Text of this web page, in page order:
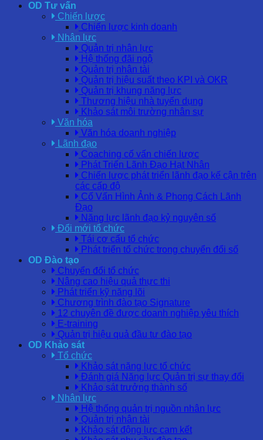
OD Tư vấn
Chiến lược
Chiến lược kinh doanh
Nhân lực
Quản trị nhân lực
Hệ thống đãi ngộ
Quản trị nhân tài
Quản trị hiệu suất theo KPI và OKR
Quản trị khung năng lực
Thương hiệu nhà tuyển dụng
Khảo sát môi trường nhân sự
Văn hóa
Văn hóa doanh nghiệp
Lãnh đạo
Coaching cố vấn chiến lược
Phát Triển Lãnh Đạo Hạt Nhân
Chiến lược phát triển lãnh đạo kế cận trên
các cấp độ
Cố Vấn Hình Ảnh & Phong Cách Lãnh
Đạo
Năng lực lãnh đạo kỷ nguyên số
Đổi mới tổ chức
Tái cơ cấu tổ chức
Phát triển tổ chức trong chuyển đổi số
OD Đào tạo
Chuyển đổi tổ chức
Nâng cao hiệu quả thực thi
Phát triển kỹ năng lõi
Chương trình đào tạo Signature
12 chuyên đề được doanh nghiệp yêu thích
E-training
Quản trị hiệu quả đầu tư đào tạo
OD Khảo sát
Tổ chức
Khảo sát năng lực tổ chức
Đánh giá Năng lực Quản trị sự thay đổi
Khảo sát trưởng thành số
Nhân lực
Hệ thống quản trị nguồn nhân lực
Quản trị nhân tài
Khảo sát động lực cam kết